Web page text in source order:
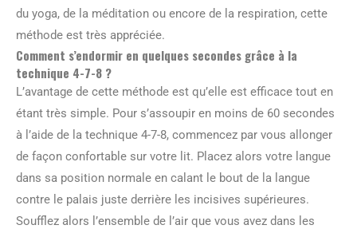
du yoga, de la méditation ou encore de la respiration, cette
méthode est très appréciée.
Comment s’endormir en quelques secondes grâce à la
technique 4-7-8 ?
L’avantage de cette méthode est qu’elle est efficace tout en
étant très simple. Pour s’assoupir en moins de 60 secondes
à l’aide de la technique 4-7-8, commencez par vous allonger
de façon confortable sur votre lit. Placez alors votre langue
dans sa position normale en calant le bout de la langue
contre le palais juste derrière les incisives supérieures.
Soufflez alors l’ensemble de l’air que vous avez dans les